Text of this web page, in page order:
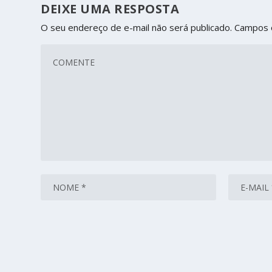
DEIXE UMA RESPOSTA
O seu endereço de e-mail não será publicado.